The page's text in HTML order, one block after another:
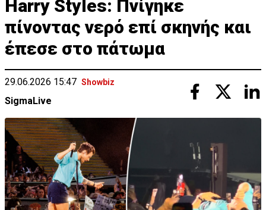
Harry Styles: Πνίγηκε
πίνοντας νερό επί σκηνής και
έπεσε στο πάτωμα
29.06.2026 15:47 Showbiz
SigmaLive